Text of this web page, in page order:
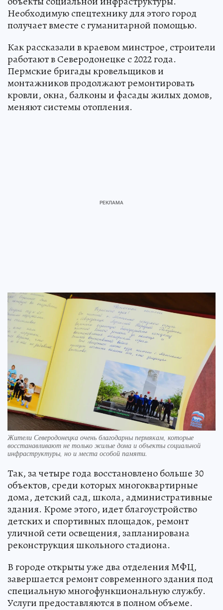
Необходимую спецтехнику для этого город
получает вместе с гуманитарной помощью.
Как рассказали в краевом минстрое, строители
работают в Северодонецке с 2022 года.
Пермские бригады кровельщиков и
монтажников продолжают ремонтировать
кровли, окна, балконы и фасады жилых домов,
меняют системы отопления.
Жители Северодонецка очень благодарны пермякам, которые
восстанавливают не только жилые дома и объекты социальной
инфраструктуры, но и места особой памяти.
Так, за четыре года восстановлено больше 30
объектов, среди которых многоквартирные
дома, детский сад, школа, административные
здания. Кроме этого, идет благоустройство
детских и спортивных площадок, ремонт
уличной сети освещения, запланирована
реконструкция школьного стадиона.
В городе открыты уже два отделения МФЦ,
завершается ремонт современного здания под
специальную многофункциональную службу.
Услуги предоставляются в полном объеме.